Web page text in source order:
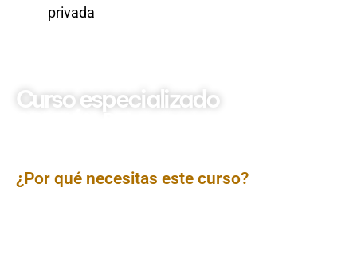
privada
Curso especializado
¿Por qué necesitas este curso?